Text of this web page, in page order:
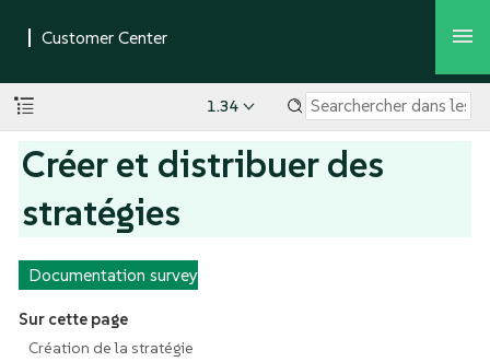
1.34
Créer et distribuer des
stratégies
Documentation survey
Sur cette page
Création de la stratégie